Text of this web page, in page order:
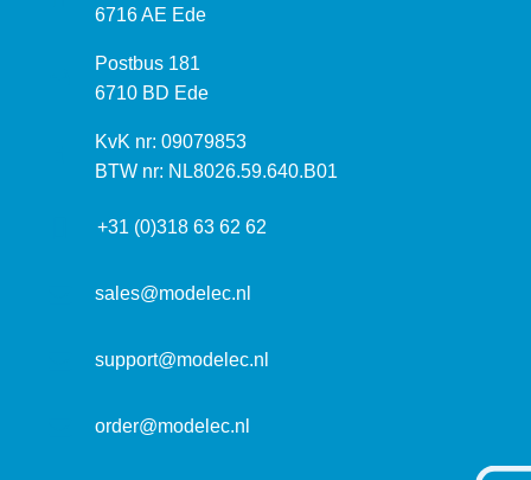
e
o
e
k
a
6716 AE Ede
P
o
t
a
s
Postbus 181
6710 BD Ede
I
n
o
m
KvK nr: 09079853
BTW nr: NL8026.59.640.B01
+31 (0)318 63 62 62
sales@modelec.nl
support@modelec.nl
order@modelec.nl